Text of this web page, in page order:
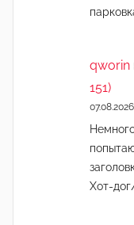
qworin
151)
07.08.2026
Хот-